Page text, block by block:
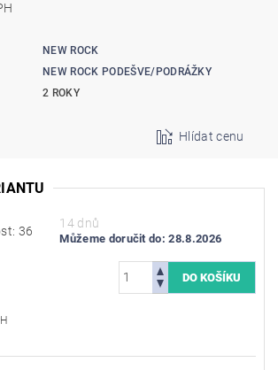
NEW ROCK
NEW ROCK PODEŠVE/PODRÁŽKY
2 ROKY
Hlídat cenu
36
14 dnů
Můžeme doručit do: 28.8.2026